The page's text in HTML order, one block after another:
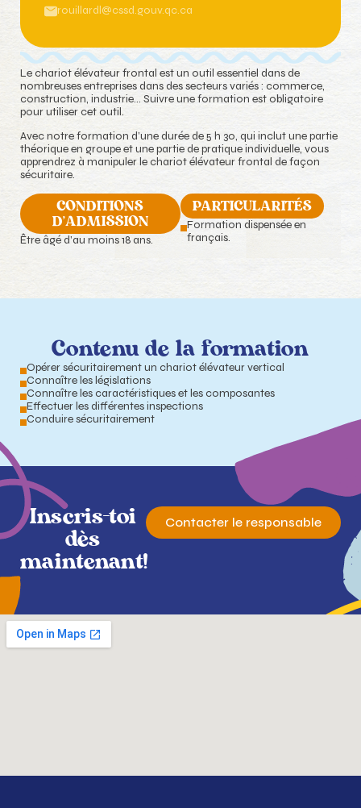
rouillardl@cssd.gouv.qc.ca
Le chariot élévateur frontal est un outil essentiel dans de
nombreuses entreprises dans des secteurs variés : commerce,
construction, industrie… Suivre une formation est obligatoire
pour utiliser cet outil.
Avec notre formation d’une durée de 5 h 30, qui inclut une partie
théorique en groupe et une partie de pratique individuelle, vous
apprendrez à manipuler le chariot élévateur frontal de façon
sécuritaire.
CONDITIONS
D'ADMISSION
Être âgé d’au moins 18 ans.
PARTICULARITÉS
Formation dispensée en
français.
Contenu de la formation
Opérer sécuritairement un chariot élévateur vertical
Connaître les législations
Connaître les caractéristiques et les composantes
Effectuer les différentes inspections
Conduire sécuritairement
Inscris-toi
dès
maintenant!
Contacter le responsable